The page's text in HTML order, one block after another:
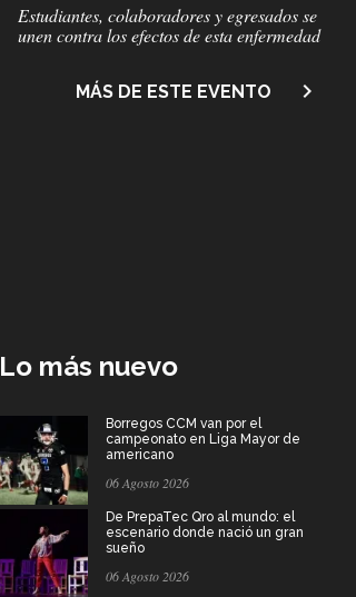
Subtítulo
Estudiantes, colaboradores y egresados se
unen contra los efectos de esta enfermedad
MÁS DE ESTE EVENTO navigate_next
Lo más nuevo
Borregos CCM van por el
campeonato en Liga Mayor de
americano
06 Agosto 2026
De PrepaTec Qro al mundo: el
escenario donde nació un gran
sueño
06 Agosto 2026